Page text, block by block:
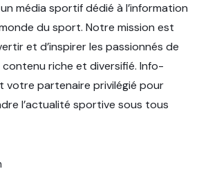
un média sportif dédié à l’information
du sport. Notre mission est
et d’inspirer les passionnés de
riche et diversifié. Info-
votre partenaire privilégié pour
l’actualité sportive sous tous